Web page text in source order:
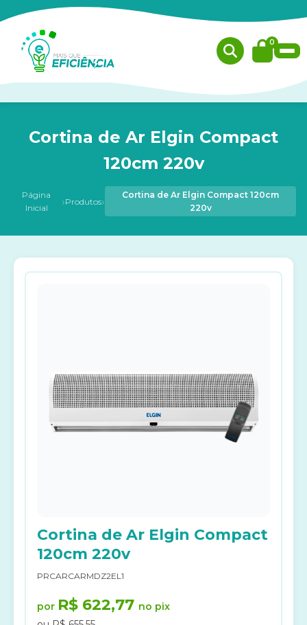
0
Cortina de Ar Elgin Compact
120cm 220v
Página
Inicial
›Produtos›
Cortina de Ar Elgin Compact 120cm
220v
Cortina de Ar Elgin Compact
120cm 220v
PRCARCARMDZ2EL1
por R$ 622,77 no pix